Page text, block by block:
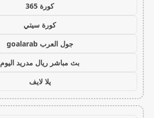
كورة 365
كورة سيتي
جول العرب goalarab
بث مباشر ريال مدريد اليوم
يلا لايف